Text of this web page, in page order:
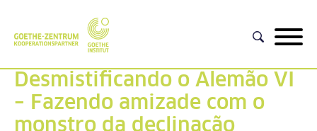
Desmistificando o Alemão VI
– Fazendo amizade com o
monstro da declinação